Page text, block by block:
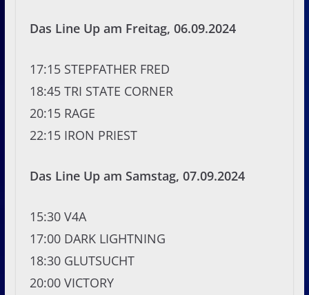
Das Line Up am Freitag, 06.09.2024
17:15 STEPFATHER FRED
18:45 TRI STATE CORNER
20:15 RAGE
22:15 IRON PRIEST
Das Line Up am Samstag, 07.09.2024
15:30 V4A
17:00 DARK LIGHTNING
18:30 GLUTSUCHT
20:00 VICTORY